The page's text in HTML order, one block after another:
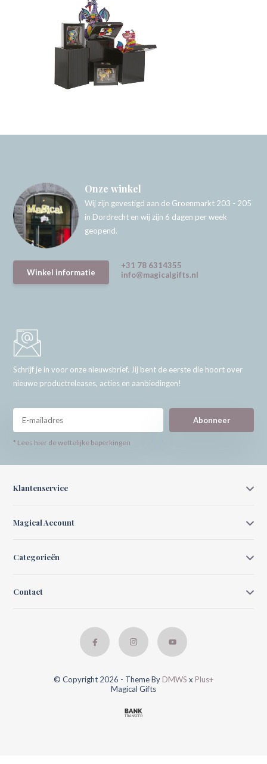
Onze winkel
Wij zijn gevestigd aan de Groenmarkt 203 - 205
in Dordrecht en wij zijn 6 dagen per week
geopend.
Winkel informatie
+31 78 6314355
info@magicalgifts.nl
Schrijf je in voor onze nieuwsbrief. Jij bent de eerste die hoort over
nieuwe productreleases, acties en aanbiedingen!
Abonneer
* Lees hier de wettelijke beperkingen
Klantenservice
Magical Account
Categorieën
Contact
© Copyright 2026 - Theme By DMWS x Plus+
Magical Gifts